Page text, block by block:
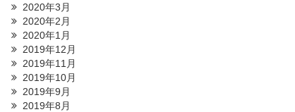
2020年3月
2020年2月
2020年1月
2019年12月
2019年11月
2019年10月
2019年9月
2019年8月